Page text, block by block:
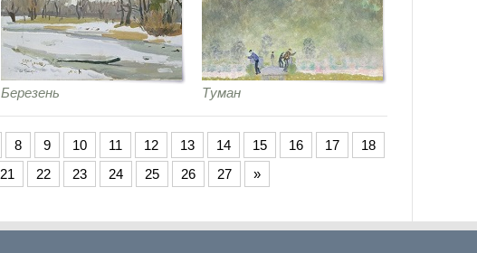
Березень Туман
8 9 10 11 12 13 14 15 16 17
18
21 22 23 24 25 26 27 »